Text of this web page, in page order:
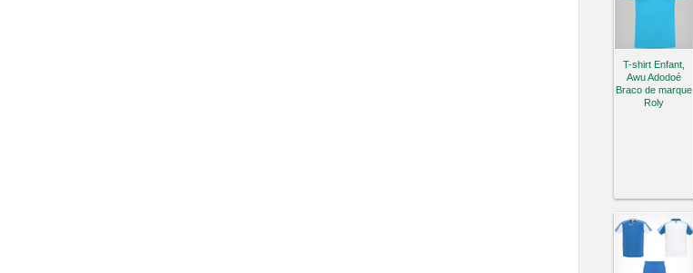
T-shirt Enfant,
Awu Adodoé
Braco de marque
Roly